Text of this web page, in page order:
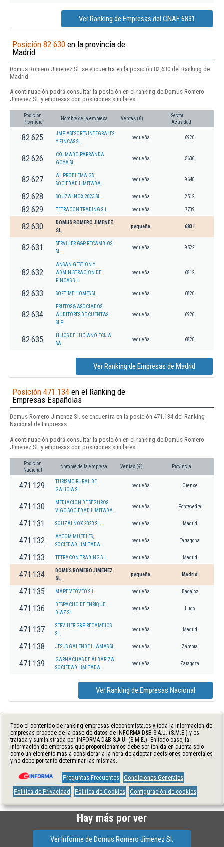
Ver Ranking de Empresas del CNAE 6831
Posición 82.630 en la provincia de
Madrid
Domus Romero Jimenez Sl. se encuentra en la posición 82.630 del Ranking de
Madrid.
A continuación podrá consultar la posición en el ranking de Domus Romero
Jimenez Sl. y empresas con posiciones similares:
Posición
Provincia
Nombre de la empresa Ventas (€)
Sector
Actividad
82.625
JMP ASESORES INTEGRALES
Y FINCAS SL.
pequeña 6920
82.626
COLMADO PARRANDA
GOYA SL.
pequeña 5630
82.627
AL PROBLEMA GS
SOCIEDAD LIMITADA.
pequeña 9640
82.628 SOUZALNOX 2023 SL. pequeña 2512
82.629 TETRACON TRADING S.L. pequeña 7739
82.630
DOMUS ROMERO JIMENEZ
SL.
pequeña 6831
82.631
SERVIHER G&P RECAMBIOS
SL.
pequeña 9522
82.632
ANSAN GESTION Y
ADMINISTRACION DE
FINCAS S.L.
pequeña 6812
82.633 SOFTIME HOMES SL. pequeña 6820
82.634
FRUTOS & ASOCIADOS
AUDITORES DE CUENTAS
SLP
pequeña 6920
82.635
HIJOS DE LUCIANO ECIJA
SA
pequeña 6820
Ver Ranking de Empresas de Madrid
Posición 471.134 en el Ranking de
Empresas Españolas
Domus Romero Jimenez Sl. se encuentra en la posición 471.134 del Ranking
Nacional de Empresas.
A continuación podrá consultar la posición en el ranking de Domus Romero
Jimenez Sl. y empresas con posiciones similares:
Posición
Nacional
Nombre de la empresa Ventas (€) Provincia
471.129
TURISMO RURAL DE
GALICIA SL
pequeña Orense
471.130
MEDIACION DE SEGUROS
VIGO SOCIEDAD LIMITADA.
pequeña Pontevedra
471.131 SOUZALNOX 2023 SL. pequeña Madrid
471.132
AYCOM MUEBLES,
SOCIEDAD LIMITADA.
pequeña Tarragona
471.133 TETRACON TRADING S.L. pequeña Madrid
471.134
DOMUS ROMERO JIMENEZ
SL.
pequeña Madrid
471.135 MAPE VEOVEO S.L. pequeña Badajoz
471.136
DESPACHO DE ENRIQUE
DIAZ SL
pequeña Lugo
471.137
SERVIHER G&P RECAMBIOS
SL.
pequeña Madrid
471.138 JESUS GALENDE LLAMAS SL pequeña Zamora
471.139
GARNACHAS DE ALBARIZA
SOCIEDAD LIMITADA.
pequeña Zaragoza
Ver Ranking de Empresas Nacional
Todo el contenido de ranking-empresas.eleconomista.es y toda la información de
empresas procede de la base de datos de INFORMA D&B S.A.U. (S.M.E.) y es
tratada y suministrada por INFORMA D&B S.A.U. (S.M.E.). En todo caso, la
información de empresas que proporcionamos debe ser tenida en cuenta sólo
como un elemento más a considerar a la hora de adoptar decisiones comerciales
y no debe por tanto determinar las mismas.
Preguntas Frecuentes Condiciones Generales
Política de Privacidad
Política de Cookies Configuración de cookies
Hay más por ver
Ver Informe de Domus Romero Jimenez Sl.